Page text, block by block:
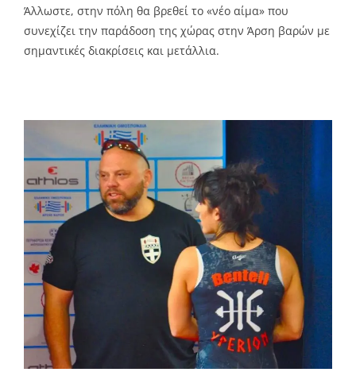
Άλλωστε, στην πόλη θα βρεθεί το «νέο αίμα» που
συνεχίζει την παράδοση της χώρας στην Άρση βαρών με
σημαντικές διακρίσεις και μετάλλια.